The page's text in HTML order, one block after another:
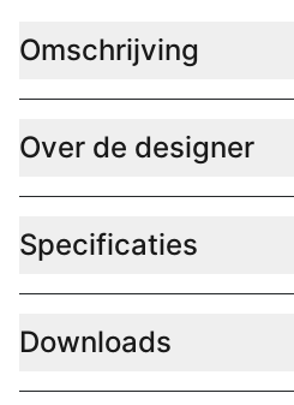
Omschrijving
Over de designer
Specificaties
Downloads